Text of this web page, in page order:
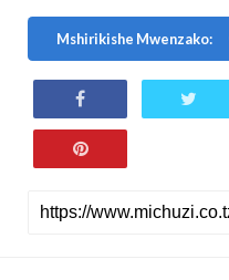
Mshirikishe Mwenzako: